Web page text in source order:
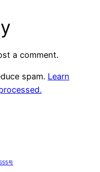
a comment.
spam. Learn
号